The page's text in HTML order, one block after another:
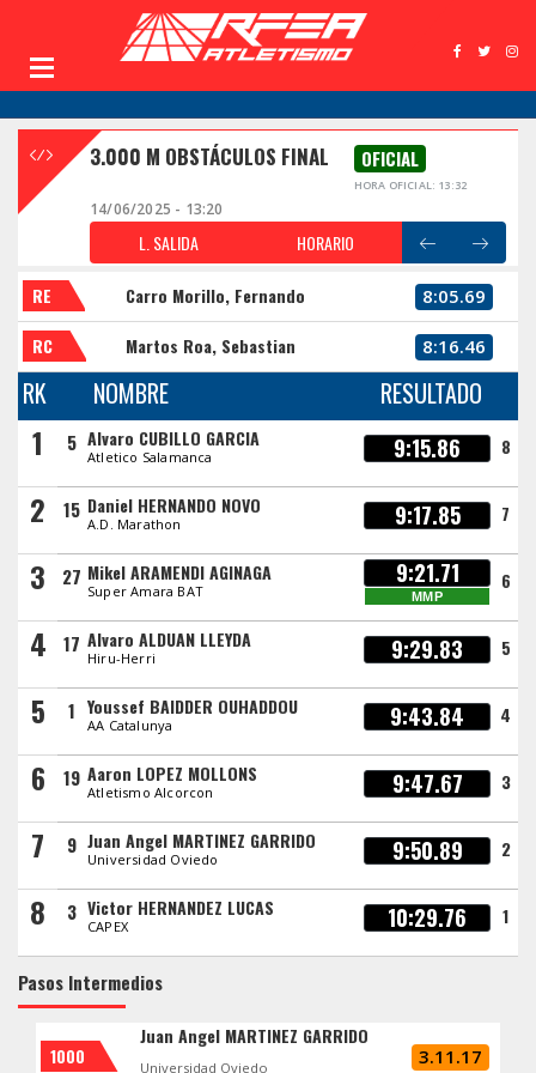
3.000 M OBSTÁCULOS FINAL OFICIAL
HORA OFICIAL: 13:32
14/06/2025 - 13:20
L. SALIDA HORARIO
RE Carro Morillo, Fernando 8:05.69
RC Martos Roa, Sebastian 8:16.46
RK NOMBRE RESULTADO
1 5 Alvaro CUBILLO GARCIA
Atletico Salamanca 9:15.86 8
2 15 Daniel HERNANDO NOVO
A.D. Marathon 9:17.85 7
3 27 Mikel ARAMENDI AGINAGA
Super Amara BAT
9:21.71
MMP
6
4 17 Alvaro ALDUAN LLEYDA
Hiru-Herri 9:29.83 5
5 1 Youssef BAIDDER OUHADDOU
AA Catalunya 9:43.84 4
6 19 Aaron LOPEZ MOLLONS
Atletismo Alcorcon 9:47.67 3
7 9 Juan Angel MARTINEZ GARRIDO
Universidad Oviedo 9:50.89 2
8 3 Victor HERNANDEZ LUCAS
CAPEX 10:29.76 1
Pasos Intermedios
1000
Juan Angel MARTINEZ GARRIDO
Universidad Oviedo 3.11.17